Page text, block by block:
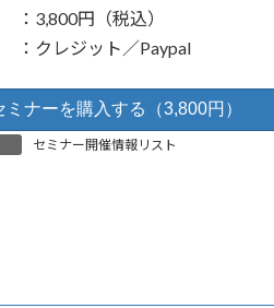
円（税込）
クレジット／Paypal
セミナー開催情報リスト